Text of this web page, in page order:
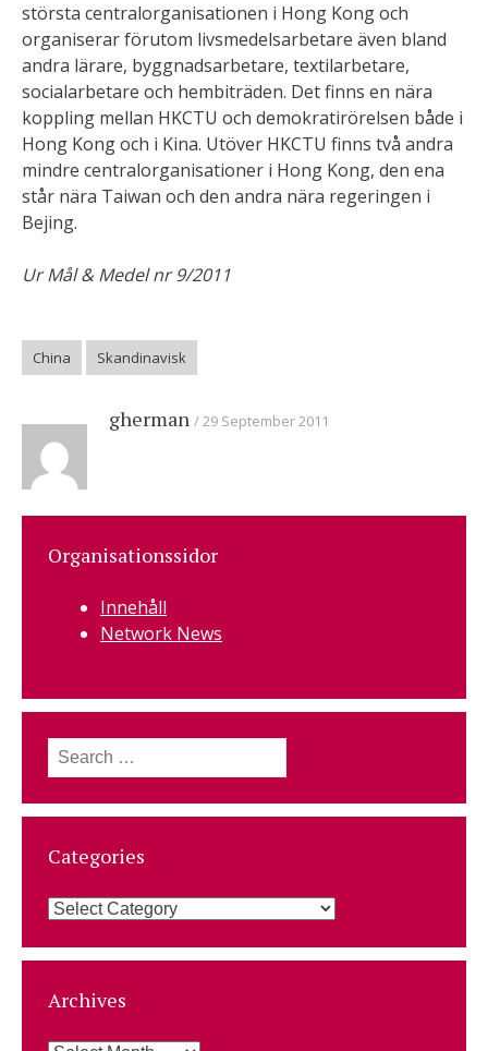
största centralorganisationen i Hong Kong och
organiserar förutom livsmedelsarbetare även bland
andra lärare, byggnadsarbetare, textilarbetare,
socialarbetare och hembiträden. Det finns en nära
koppling mellan HKCTU och demokratirörelsen både i
Hong Kong och i Kina. Utöver HKCTU finns två andra
mindre centralorganisationer i Hong Kong, den ena
står nära Taiwan och den andra nära regeringen i
Bejing.
Ur Mål & Medel nr 9/2011
China Skandinavisk
gherman 29 September 2011
Organisationssidor
Innehåll
Network News
Search
for:
Categories
Categories
Archives